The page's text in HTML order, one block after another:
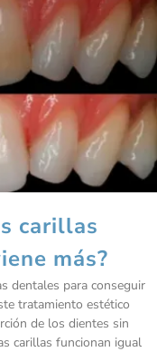
carillas
más?
dentales para conseguir
tratamiento estético
de los dientes sin
carillas funcionan igual